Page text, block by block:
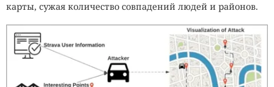
карты, сужая количество совпадений людей и районов.